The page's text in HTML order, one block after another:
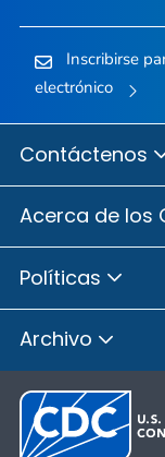
Inscribirse
electrónico
Contáctenos
Acerca de los
Políticas
Archivo